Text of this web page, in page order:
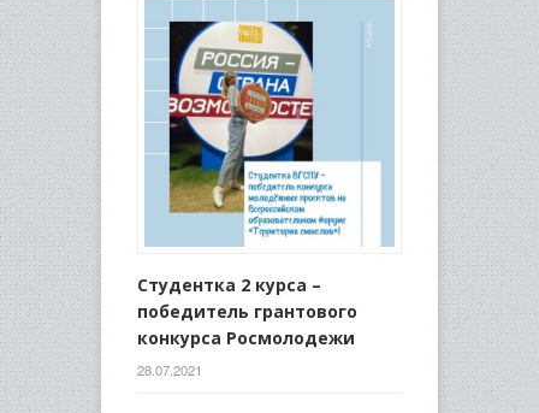
Студентка 2 курса –
победитель грантового
конкурса Росмолодежи
28.07.2021